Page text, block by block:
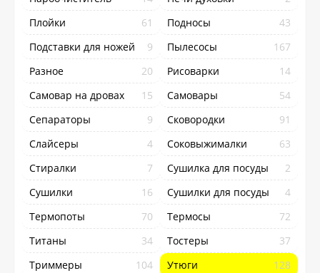
Плойки
61 Подносы
43
Подставки для ножей
9 Пылесосы
167
Разное
20 Рисоварки
14
Самовар на дровах
15 Самовары
54
Сепараторы
9 Сковородки
91
Слайсеры
4 Соковыжималки
63
Стиралки
7 Сушилка для посуды
2
Сушилки
16 Сушилки для посуды
4
Термопоты
70 Термосы
72
Титаны
34 Тостеры
37
Триммеры
104 Утюги
128